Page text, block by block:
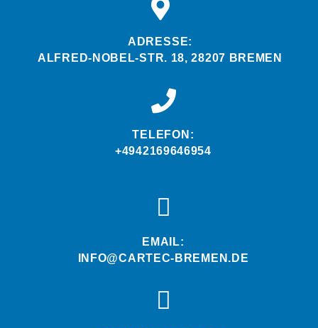
ADRESSE:
ALFRED-NOBEL-STR. 18, 28207 BREMEN
TELEFON:
+4942169646954
EMAIL:
INFO@CARTEC-BREMEN.DE